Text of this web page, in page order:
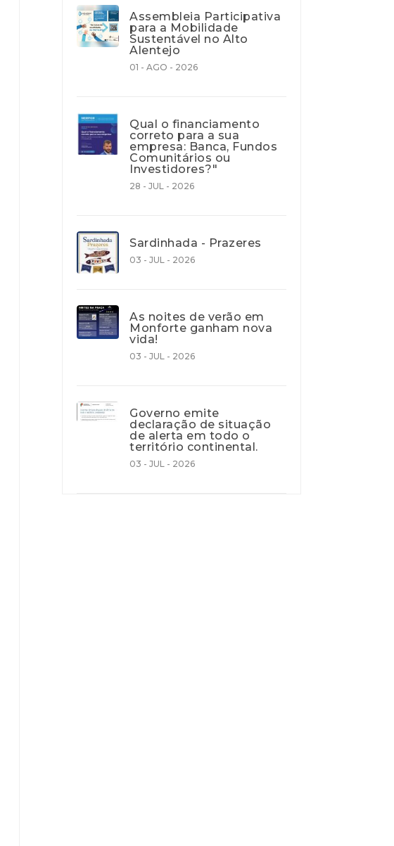
Assembleia Participativa
para a Mobilidade
Sustentável no Alto
Alentejo
01 - AGO - 2026
Qual o financiamento
correto para a sua
empresa: Banca, Fundos
Comunitários ou
Investidores?"
28 - JUL - 2026
Sardinhada - Prazeres
03 - JUL - 2026
As noites de verão em
Monforte ganham nova
vida!
03 - JUL - 2026
Governo emite
declaração de situação
de alerta em todo o
território continental.
03 - JUL - 2026